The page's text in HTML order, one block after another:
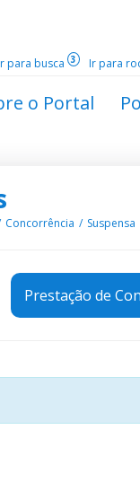
para busca 3 Ir para
o Portal
Concorrência Suspensa
Prestação de